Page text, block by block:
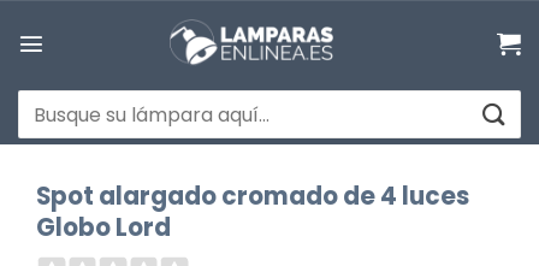
Buscar
por:
Spot alargado cromado de 4 luces
Globo Lord